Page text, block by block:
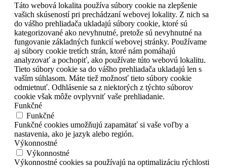
Táto webová lokalita používa súbory cookie na zlepšenie
vašich skúseností pri prechádzaní webovej lokality. Z nich sa
do vášho prehliadača ukladajú súbory cookie, ktoré sú
kategorizované ako nevyhnutné, pretože sú nevyhnutné na
fungovanie základných funkcií webovej stránky. Používame
aj súbory cookie tretích strán, ktoré nám pomáhajú
analyzovať a pochopiť, ako používate túto webovú lokalitu.
Tieto súbory cookie sa do vášho prehliadača ukladajú len s
vaším súhlasom. Máte tiež možnosť tieto súbory cookie
odmietnuť. Odhlásenie sa z niektorých z týchto súborov
cookie však môže ovplyvniť vaše prehliadanie.
Funkčné
Funkčné
Funkčné cookies umožňujú zapamätať si vaše voľby a
nastavenia, ako je jazyk alebo región.
Výkonnostné
Výkonnostné
Výkonnostné cookies sa používajú na optimalizáciu rýchlosti